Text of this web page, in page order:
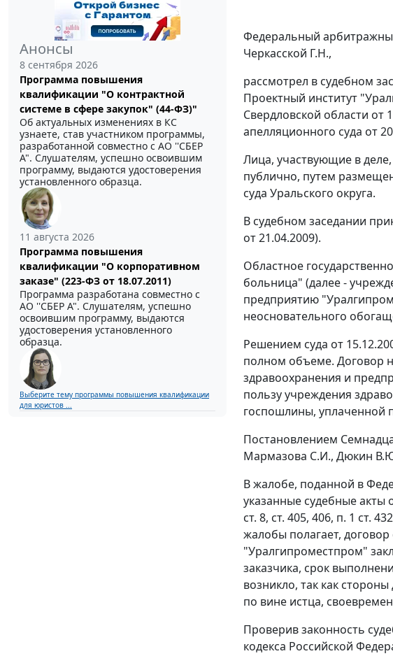
Анонсы
8 сентября 2026
Программа повышения
квалификации "О контрактной
системе в сфере закупок" (44-ФЗ)"
Об актуальных изменениях в КС
узнаете, став участником программы,
разработанной совместно с АО ''СБЕР
А". Слушателям, успешно освоившим
программу, выдаются удостоверения
установленного образца.
11 августа 2026
Программа повышения
квалификации "О корпоративном
заказе" (223-ФЗ от 18.07.2011)
Программа разработана совместно с
АО ''СБЕР А". Слушателям, успешно
освоившим программу, выдаются
удостоверения установленного
образца.
Выберите тему программы повышения квалификации
для юристов ...
Федеральный
Черкасской Г.Н.,
рассмотрел в судебном
Проектный институт
Свердловской области от
апелляционного суда от
Лица, участвующие в
публично, путем
суда Уральского округа.
В судебном заседании
от 21.04.2009).
Областное
больница" (далее -
предприятию
неосновательного
Решением суда от
полном объеме. Договор
здравоохранения и
пользу учреждения
госпошлины, уплаченной
Постановлением
Мармазова С.И., Дюкин
В жалобе, поданной в
указанные судебные акты
ст. 8, ст. 405, 406, п. 1 ст. 432
жалобы полагает,
"Уралгипроместпром"
заказчика, срок
возникло, так как
по вине истца,
Проверив законность
кодекса Российской